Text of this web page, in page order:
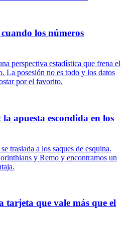
los números
perspectiva estadística que frena el
La posesión no es todo y los datos
por el favorito.
apuesta escondida en los
traslada a los saques de esquina.
y Remo y encontramos un
tarjeta que vale más que el